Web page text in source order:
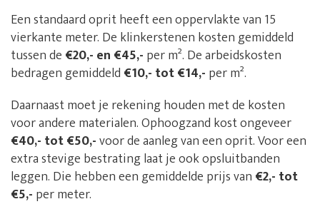
Een standaard oprit heeft een oppervlakte van 15
vierkante meter. De klinkerstenen kosten gemiddeld
tussen de €20,- en €45,- per m². De arbeidskosten
bedragen gemiddeld €10,- tot €14,- per m².
Daarnaast moet je rekening houden met de kosten
voor andere materialen. Ophoogzand kost ongeveer
€40,- tot €50,-voor de aanleg van een oprit. Voor een
extra stevige bestrating laat je ook opsluitbanden
leggen. Die hebben een gemiddelde prijs van €2,- tot
€5,- per meter.